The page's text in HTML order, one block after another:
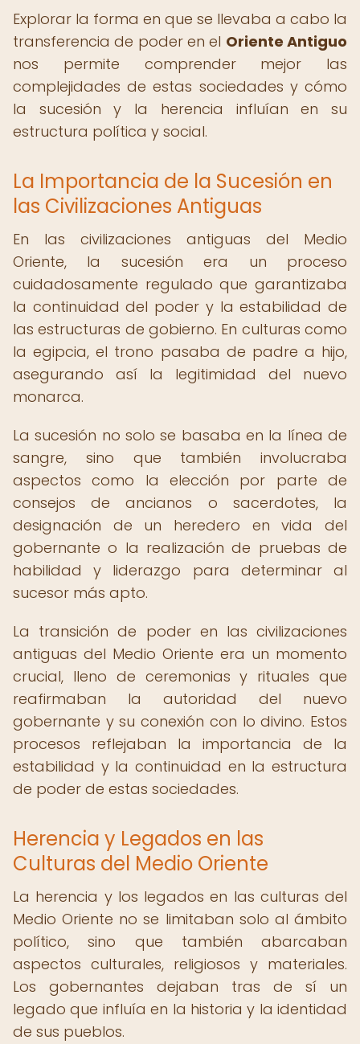
Explorar la forma en que se llevaba a cabo la
transferencia de poder en el Oriente Antiguo
nos permite comprender mejor las
complejidades de estas sociedades y cómo
la sucesión y la herencia influían en su
estructura política y social.
La Importancia de la Sucesión en
las Civilizaciones Antiguas
En las civilizaciones antiguas del Medio
Oriente, la sucesión era un proceso
cuidadosamente regulado que garantizaba
la continuidad del poder y la estabilidad de
las estructuras de gobierno. En culturas como
la egipcia, el trono pasaba de padre a hijo,
asegurando así la legitimidad del nuevo
monarca.
La sucesión no solo se basaba en la línea de
sangre, sino que también involucraba
aspectos como la elección por parte de
consejos de ancianos o sacerdotes, la
designación de un heredero en vida del
gobernante o la realización de pruebas de
habilidad y liderazgo para determinar al
sucesor más apto.
La transición de poder en las civilizaciones
antiguas del Medio Oriente era un momento
crucial, lleno de ceremonias y rituales que
reafirmaban la autoridad del nuevo
gobernante y su conexión con lo divino. Estos
procesos reflejaban la importancia de la
estabilidad y la continuidad en la estructura
de poder de estas sociedades.
Herencia y Legados en las
Culturas del Medio Oriente
La herencia y los legados en las culturas del
Medio Oriente no se limitaban solo al ámbito
político, sino que también abarcaban
aspectos culturales, religiosos y materiales.
Los gobernantes dejaban tras de sí un
legado que influía en la historia y la identidad
de sus pueblos.